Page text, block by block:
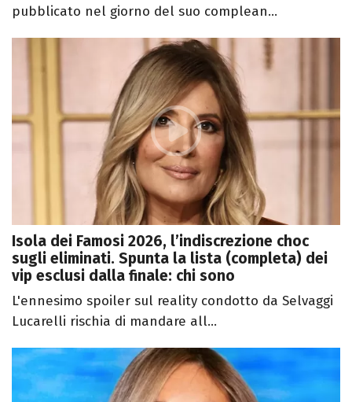
pubblicato nel giorno del suo complean...
Isola dei Famosi 2026, l’indiscrezione choc
sugli eliminati. Spunta la lista (completa) dei
vip esclusi dalla finale: chi sono
L'ennesimo spoiler sul reality condotto da Selvaggi
Lucarelli rischia di mandare all...